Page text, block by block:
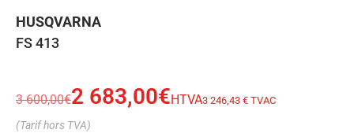
HUSQVARNA
FS 413
3 600,00€2 683,00€HTVA3 246,43 € TVAC
(Tarif hors TVA)